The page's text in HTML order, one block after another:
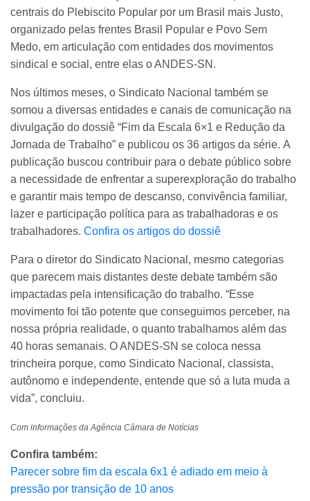
centrais do Plebiscito Popular por um Brasil mais Justo,
organizado pelas frentes Brasil Popular e Povo Sem
Medo, em articulação com entidades dos movimentos
sindical e social, entre elas o ANDES-SN.
Nos últimos meses, o Sindicato Nacional também se
somou a diversas entidades e canais de comunicação na
divulgação do dossiê “Fim da Escala 6×1 e Redução da
Jornada de Trabalho” e publicou os 36 artigos da série. A
publicação buscou contribuir para o debate público sobre
a necessidade de enfrentar a superexploração do trabalho
e garantir mais tempo de descanso, convivência familiar,
lazer e participação política para as trabalhadoras e os
trabalhadores. Confira os artigos do dossiê
Para o diretor do Sindicato Nacional, mesmo categorias
que parecem mais distantes deste debate também são
impactadas pela intensificação do trabalho. “Esse
movimento foi tão potente que conseguimos perceber, na
nossa própria realidade, o quanto trabalhamos além das
40 horas semanais. O ANDES-SN se coloca nessa
trincheira porque, como Sindicato Nacional, classista,
autônomo e independente, entende que só a luta muda a
vida”, concluiu.
Com informações da Agência Câmara de Notícias
Confira também:
Parecer sobre fim da escala 6x1 é adiado em meio à
pressão por transição de 10 anos